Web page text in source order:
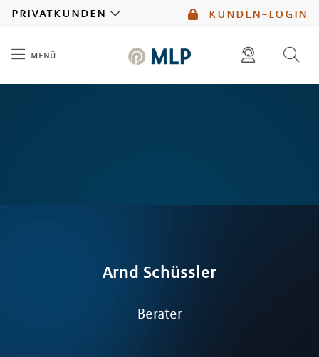
kunden-login
privatkunden
menü
Arnd Schüssler
Berater